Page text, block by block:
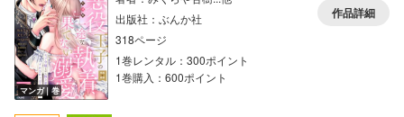
マンガ｜巻
出版社：ぶんか社
318ページ
1巻レンタル：300ポイント
1巻購入：600ポイント
作品詳細